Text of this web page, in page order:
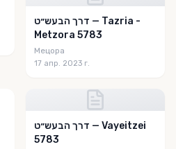
דרך הבעש״ט — Tazria -
Metzora 5783
Мецора
17 апр. 2023 г.
דרך הבעש״ט — Vayeitzei
5783